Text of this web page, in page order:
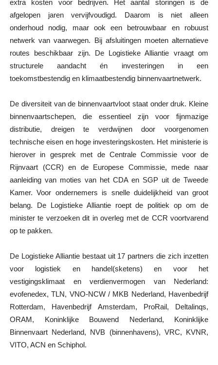
extra kosten voor bedrijven. Het aantal storingen is de
afgelopen jaren vervijfvoudigd. Daarom is niet alleen
onderhoud nodig, maar ook een betrouwbaar en robuust
netwerk van vaarwegen. Bij afsluitingen moeten alternatieve
routes beschikbaar zijn. De Logistieke Alliantie vraagt om
structurele aandacht én investeringen in een
toekomstbestendig en klimaatbestendig binnenvaartnetwerk.
De diversiteit van de binnenvaartvloot staat onder druk. Kleine
binnenvaartschepen, die essentieel zijn voor fijnmazige
distributie, dreigen te verdwijnen door voorgenomen
technische eisen en hoge investeringskosten. Het ministerie is
hierover in gesprek met de Centrale Commissie voor de
Rijnvaart (CCR) en de Europese Commissie, mede naar
aanleiding van moties van het CDA en SGP uit de Tweede
Kamer. Voor ondernemers is snelle duidelijkheid van groot
belang. De Logistieke Alliantie roept de politiek op om de
minister te verzoeken dit in overleg met de CCR voortvarend
op te pakken.
De Logistieke Alliantie bestaat uit 17 partners die zich inzetten
voor logistiek en handel(sketens) en voor het
vestigingsklimaat en verdienvermogen van Nederland:
evofenedex, TLN, VNO-NCW / MKB Nederland, Havenbedrijf
Rotterdam, Havenbedrijf Amsterdam, ProRail, Deltalinqs,
ORAM, Koninklijke Bouwend Nederland, Koninklijke
Binnenvaart Nederland, NVB (binnenhavens), VRC, KVNR,
VITO, ACN en Schiphol.